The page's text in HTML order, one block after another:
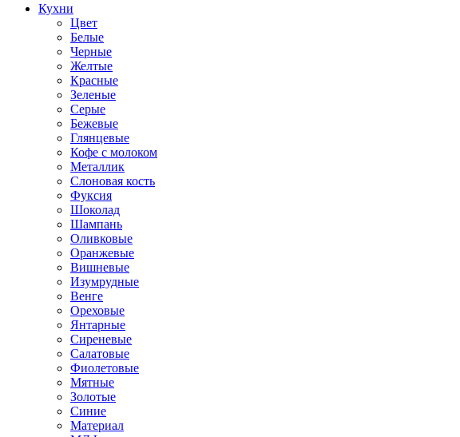
Кухни
Цвет
Белые
Черные
Желтые
Красные
Зеленые
Серые
Бежевые
Глянцевые
Кофе с молоком
Металлик
Слоновая кость
Фуксия
Шоколад
Шампань
Оливковые
Оранжевые
Вишневые
Изумрудные
Венге
Ореховые
Янтарные
Сиреневые
Салатовые
Фиолетовые
Мятные
Золотые
Синие
Материал